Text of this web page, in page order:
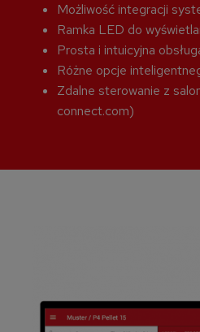
Możliwość integracji
Ramka LED do
Prosta i intuicyjna
Różne opcje
Zdalne sterowanie z
connect.com)